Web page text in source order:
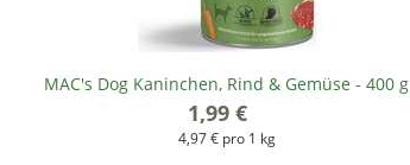
MAC's Dog Kaninchen, Rind & Gemüse - 400 g
1,99 €
4,97 € pro 1 kg